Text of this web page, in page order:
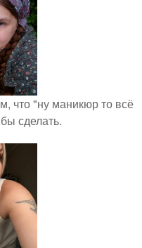
что "ну маникюр то всё
сделать.